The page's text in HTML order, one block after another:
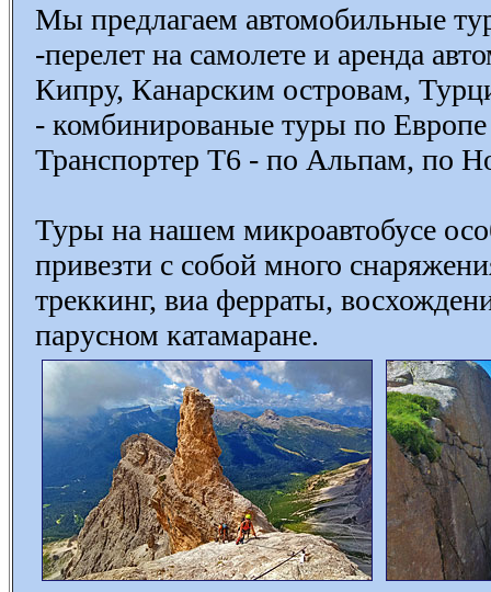
Мы предлагаем автомобильные
-перелет на самолете и аренда
Кипру, Канарским островам,
- комбинированые туры по
Транспортер Т6 - по Альпам, по
Туры на нашем микроавтобусе
привезти с собой много
треккинг, виа ферраты,
парусном катамаране.